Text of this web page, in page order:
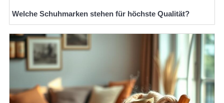
Welche Schuhmarken stehen für höchste Qualität?